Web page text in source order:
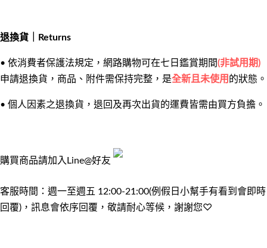
退換貨｜Returns
• 依消費者保護法規定，網路購物可在七日鑑賞期間(非試用期)
申請退換貨，商品、附件需保持完整，是全新且未使用 的狀態。
• 個人因素之退換貨，退回及再次出貨的運費皆需由買方負擔。
購買商品請加入Line@好友
客服時間： 週一至週五 12:00-21:00(例假日小幫手有看到會即時
回覆)，訊息會依序回覆，敬請耐心等候，謝謝您♡